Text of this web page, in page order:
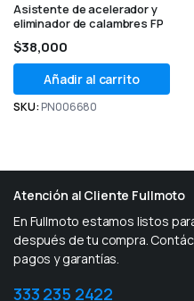
Asistente de acelerador y
eliminador de calambres FP
$38,000
Añadir al carrito
SKU: PN006680
Atención al Cliente Fullmoto
En Fullmoto estamos listos
después de tu compra.
pagos y garantías.
333 235 2422